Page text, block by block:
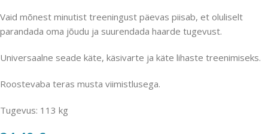
Vaid mõnest minutist treeningust päevas piisab, et oluliselt
parandada oma jõudu ja suurendada haarde tugevust.
Universaalne seade käte, käsivarte ja käte lihaste treenimiseks.
Roostevaba teras musta viimistlusega.
Tugevus: 113 kg